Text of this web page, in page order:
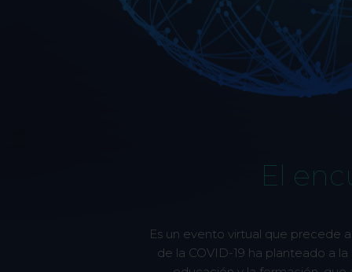
El
Es un evento virtual que precede
de la COVID-19 ha planteado a